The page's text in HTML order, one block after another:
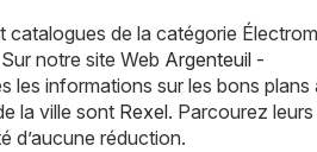
de la catégorie
notre site Web Argenteuil -
les informations sur les bons plans
la ville sont Rexel. Parcourez leurs
d’aucune réduction.